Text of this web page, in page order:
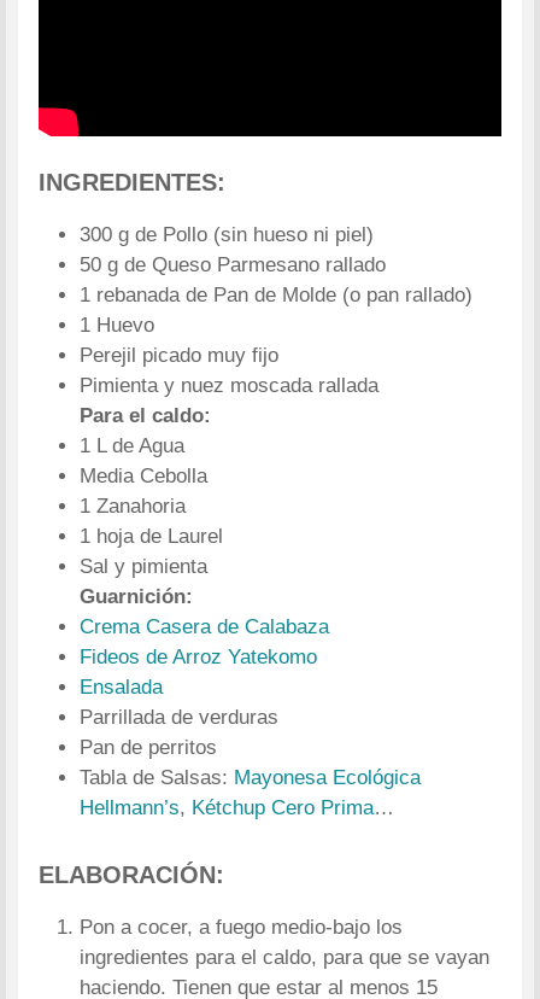
INGREDIENTES:
300 g de Pollo (sin hueso ni piel)
50 g de Queso Parmesano rallado
1 rebanada de Pan de Molde (o pan rallado)
1 Huevo
Perejil picado muy fijo
Pimienta y nuez moscada rallada
Para el caldo:
1 L de Agua
Media Cebolla
1 Zanahoria
1 hoja de Laurel
Sal y pimienta
Guarnición:
Crema Casera de Calabaza
Fideos de Arroz Yatekomo
Ensalada
Parrillada de verduras
Pan de perritos
Tabla de Salsas: Mayonesa Ecológica
Hellmann’s, Kétchup Cero Prima…
ELABORACIÓN:
Pon a cocer, a fuego medio-bajo los
ingredientes para el caldo, para que se vayan
haciendo. Tienen que estar al menos 15